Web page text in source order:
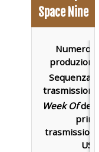
Space Nine
Numero
Sequenza
Week Of